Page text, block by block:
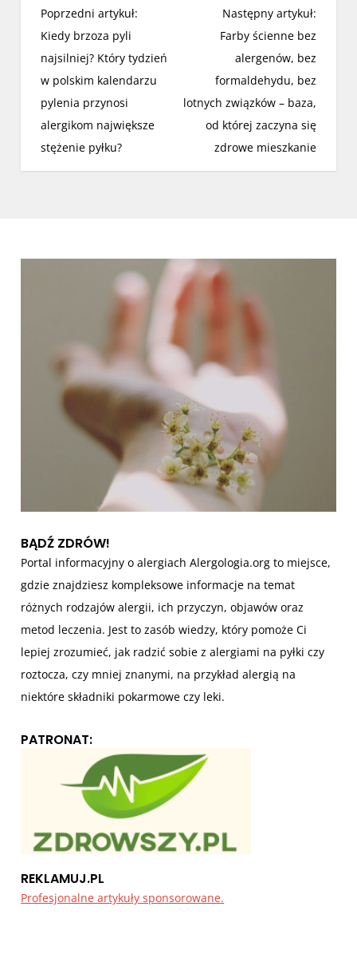
N
a
w
i
g
a
c
Poprzedni artykuł:
Kiedy brzoza pyli
najsilniej? Który tydzień
w polskim kalendarzu
pylenia przynosi
alergikom największe
stężenie pyłku?
Następny artykuł:
Farby ścienne bez
alergenów, bez
formaldehydu, bez
lotnych związków – baza,
od której zaczyna się
zdrowe mieszkanie
BĄDŹ ZDRÓW!
Portal informacyjny o alergiach Alergologia.org to miejsce,
gdzie znajdziesz kompleksowe informacje na temat
różnych rodzajów alergii, ich przyczyn, objawów oraz
metod leczenia. Jest to zasób wiedzy, który pomoże Ci
lepiej zrozumieć, jak radzić sobie z alergiami na pyłki czy
roztocza, czy mniej znanymi, na przykład alergią na
niektóre składniki pokarmowe czy leki.
PATRONAT:
REKLAMUJ.PL
Profesjonalne artykuły sponsorowane.